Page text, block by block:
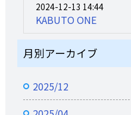
2024-12-13 14:44
KABUTO ONE
月別アーカイブ
2025/12